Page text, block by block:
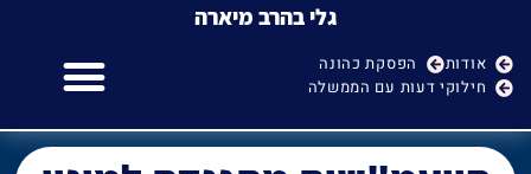
גלי בהרב מיארה
אודות
הפסקת כהונה
חילוקי דעות עם הממשלה